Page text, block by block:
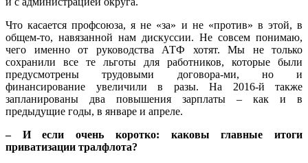
Что касается профсоюза, я не «за» и не «против» в этой, в
общем-то, навязанной нам дискуссии. Не совсем понимаю,
чего именно от руководства АТФ хотят. Мы не только
сохранили все те льготы для работников, которые были
предусмотрены трудовыми договора-ми, но и
финансирование увеличили в разы. На 2016-й также
запланированы два повышения зарплаты – как и в
предыдущие годы, в январе и апреле.
– И если очень коротко: каковы главные итоги
приватизации тралфлота?